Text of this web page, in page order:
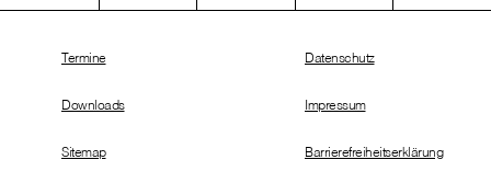
Termine
Downloads
Sitemap
Datenschutz
Impressum
Barrierefreiheitserklärung